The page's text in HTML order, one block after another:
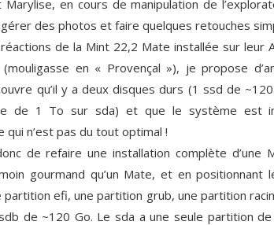
Marylise, en cours de manipulation de
des photos et faire quelques retouches
de la Mint 22,2 Mate installée sur leur
en « Provençal »), je propose
qu’il y a deux disques durs (1 ssd de
de 1 To sur sda) et que le système est
qui n’est pas du tout optimal !
de refaire une installation complète d’une
gourmand qu’un Mate, et en positionnant
partition efi, une partition grub, une partition
de ~120 Go. Le sda a une seule partition